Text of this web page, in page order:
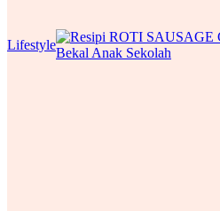
Lifestyle